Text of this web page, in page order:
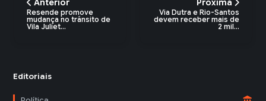
Anterior
Resende promove
mudança no trânsito de
Vila Juliet...
Próxima
Via Dutra e Rio-Santos
devem receber mais de
2 mil...
Editoriais